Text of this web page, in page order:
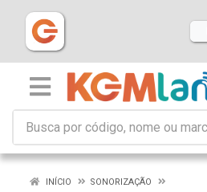
INÍCIO
SONORIZAÇÃO